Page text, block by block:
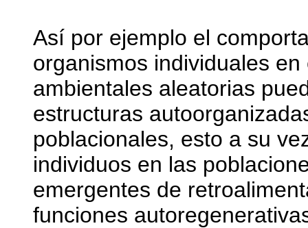
Así por ejemplo el
organismos individuales
ambientales aleatorias
estructuras
poblacionales, esto a su
individuos en las
emergentes de
funciones